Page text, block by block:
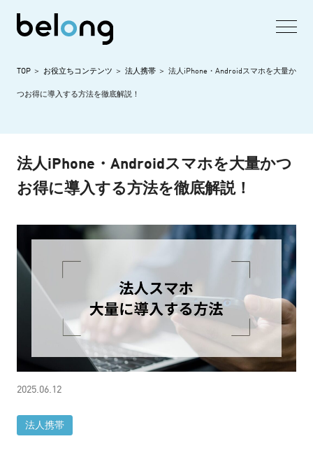
TOP お役立ちコンテンツ 法人携帯 法人iPhone・Androidスマホを大量か
つお得に導入する方法を徹底解説！
法人iPhone・Androidスマホを大量かつ
お得に導入する方法を徹底解説！
2025.06.12
法人携帯